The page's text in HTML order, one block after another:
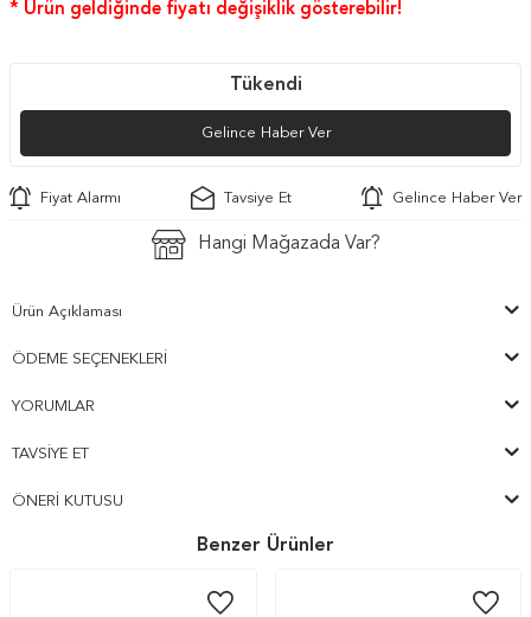
* Ürün geldiğinde fiyatı değişiklik gösterebilir!
Tükendi
Gelince Haber Ver
Fiyat Alarmı Tavsiye Et Gelince Haber Ver
Hangi Mağazada Var?
Ürün Açıklaması
ÖDEME SEÇENEKLERI
YORUMLAR
TAVSIYE ET
ÖNERI KUTUSU
Benzer Ürünler